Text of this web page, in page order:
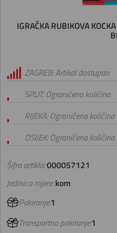
IGRAČKA RUBIKOVA
Šifra artikla:000057121
ZAGREB: Artikal dostupan
SPLIT: Ograničena količina
RIJEKA: Ograničena količina
OSIJEK: Ograničena količina
Jedinica mjere:kom
Pakiranje:1
Transportno pakiranje:1